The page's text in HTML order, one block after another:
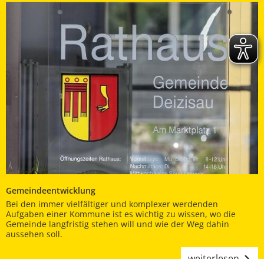
Gemeindeentwicklung
Bei den immer vielfältiger und komplexer werdenden
Aufgaben einer Kommune ist es wichtig zu wissen, wo die
Gemeinde langfristig stehen will und wie der Weg dahin
aussehen soll.